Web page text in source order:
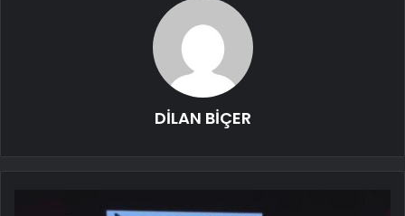
DİLAN BİÇER